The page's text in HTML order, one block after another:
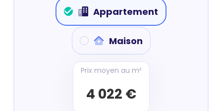
Appartement
Maison
Prix moyen au m²
4 022 €